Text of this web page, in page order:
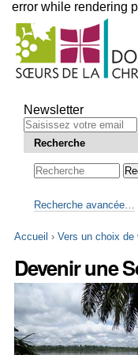
error while rendering
Outils
personnels
au
contenu.
Aller
Newsletter
Recherche
Recherche avancée…
Accueil ›Vers un choix de
Devenir une